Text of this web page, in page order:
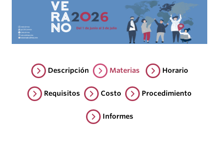
Descripción Materias Horario
Requisitos Costo Procedimiento
Informes